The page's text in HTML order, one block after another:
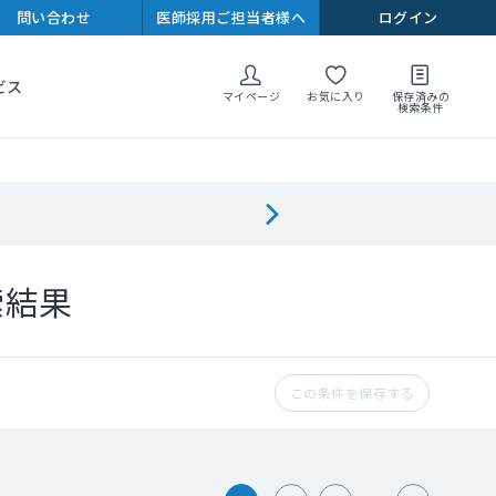
問い合わせ 医師採用ご担当者様へ ログイン
ス マイページ お気に入り 保存済みの
検索条件
果
この条件を保存する